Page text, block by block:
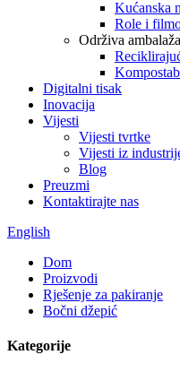
Kućanska
Role i
Održiva ambalaža
Digitalni tisak
Inovacija
Vijesti
Vijesti tvrtke
Vijesti iz
Blog
Preuzmi
Kontaktirajte nas
English
Dom
Proizvodi
Rješenje za pakiranje
Bočni džepić
Kategorije